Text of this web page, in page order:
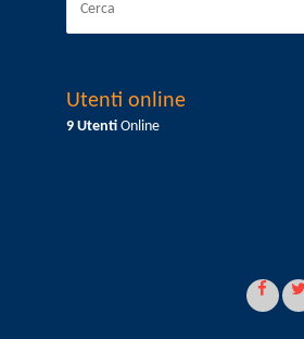
Utenti online
9 UtentiOnline